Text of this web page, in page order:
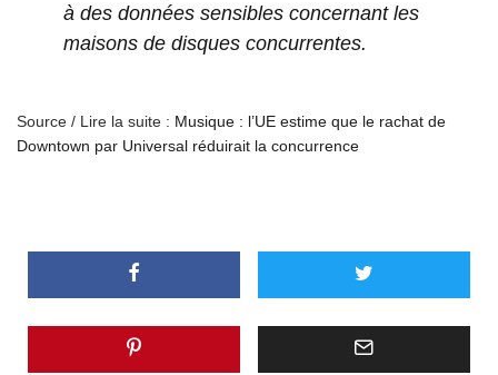
à des données sensibles concernant les
maisons de disques concurrentes.
Source / Lire la suite : Musique : l’UE estime que le rachat de
Downtown par Universal réduirait la concurrence